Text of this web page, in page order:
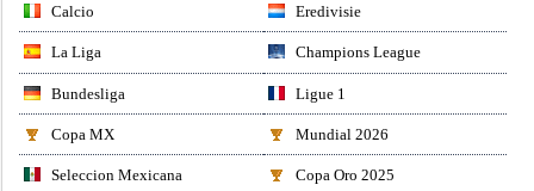
Calcio Eredivisie
La Liga Champions League
Bundesliga Ligue 1
Copa MX Mundial 2026
Seleccion Mexicana Copa Oro 2025